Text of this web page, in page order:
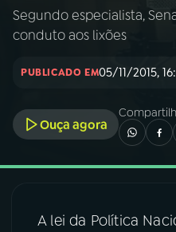
AO
INÍCIO
A RÁDIO
03PROGRAMAÇÃO
04PROGRAMAS
Segundo especialista,
conduto aos lixões
PUBLICADO EM05/11/2015,
Ouça agora
A lei da Política